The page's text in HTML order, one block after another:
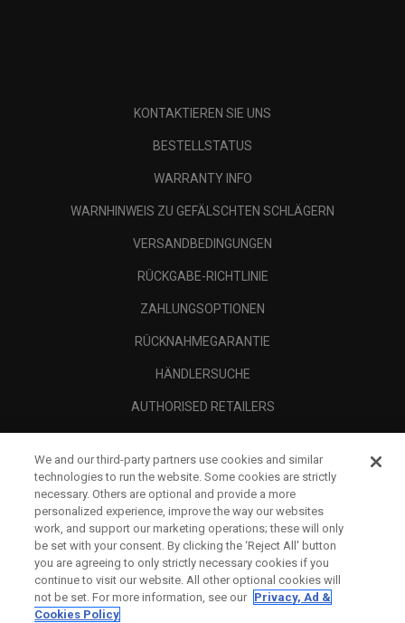
KONTAKTIEREN SIE UNS
BESTELLSTATUS
WARRANTY INFO
WARNHINWEIS ZU GEFÄLSCHTEN SCHLÄGERN
VERSANDBEDINGUNGEN
RÜCKGABE-RICHTLINIE
ZAHLUNGSOPTIONEN
RÜCKNAHMEGARANTIE
HÄNDLERSUCHE
AUTHORISED RETAILERS
UNTERNEHMENSPROFIL
RECHTLICHES-
We and our third-party partners use cookies and similar
technologies to run the website. Some cookies are strictly
necessary. Others are optional and provide a more
personalized experience, improve the way our websites
work, and support our marketing operations; these will only
be set with your consent. By clicking the ‘Reject All' button
you are agreeing to only strictly necessary cookies if you
continue to visit our website. All other optional cookies will
not be set. For more information, see our Privacy, Ad &
Cookies Policy